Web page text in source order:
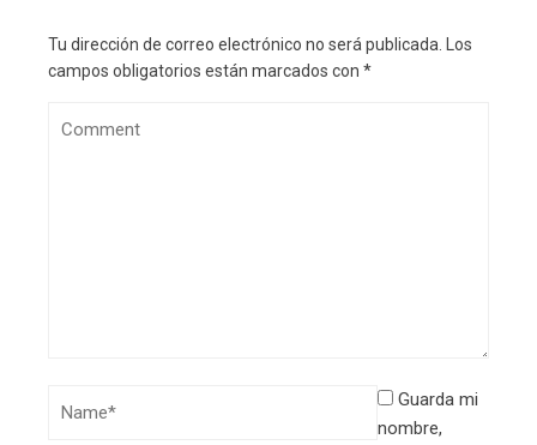
Tu dirección de correo electrónico no será publicada.
Los
campos obligatorios están marcados con *
Guarda mi
nombre,